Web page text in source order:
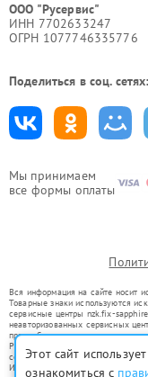
Мы принимаем
все формы оплаты
ООО "Русервис"
ИНН 7702633247
ОГРН 1077746335776
Поделиться в соц. сетях:
Вся информация на сайте носит
Товарные знаки используются
сервисные центры nzk.fix-
неавторизованных сервисных
правообладателями товарных
Ремонт осуществляется для
со статьей 1487 ГК РФ.
Использование товарных знаков
Этот сайт
ознакомиться с